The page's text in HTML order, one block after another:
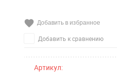
Добавить в избранное
Добавить к сравнению
Артикул: